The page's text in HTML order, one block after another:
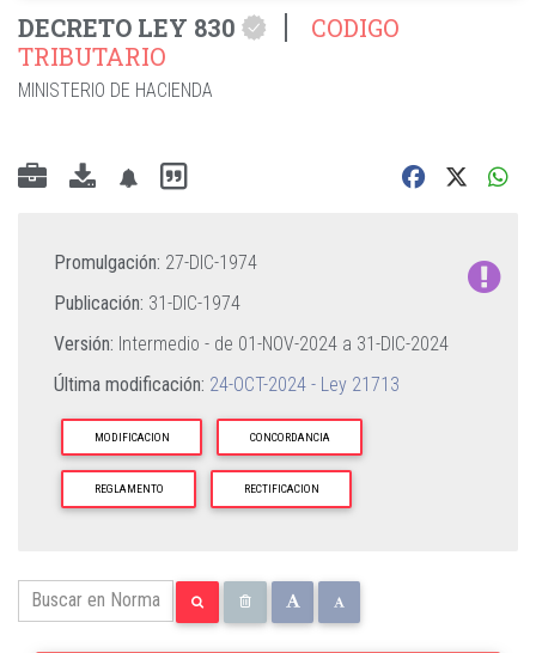
DECRETO LEY 830
CODIGO
TRIBUTARIO
MINISTERIO DE HACIENDA
Promulgación: 27-DIC-1974
Publicación: 31-DIC-1974
Versión: Intermedio - de 01-NOV-2024 a 31-DIC-2024
Última modificación: 24-OCT-2024 - Ley 21713
MODIFICACION CONCORDANCIA
REGLAMENTO RECTIFICACION